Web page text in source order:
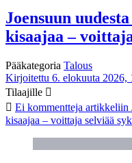
Joensuun
kisaajaa –
Pääkategoria Talous
Kirjoitettu 6. elokuuta 2026,
Tilaajille
Ei kommentteja artikkeliin
kisaajaa – voittaja selviää